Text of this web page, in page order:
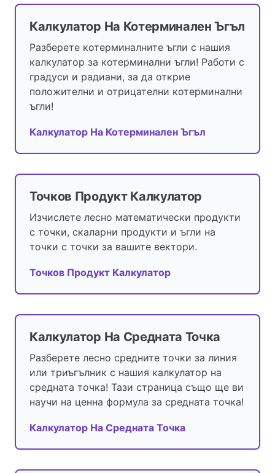
Калкулатор На Котерминален Ъгъл
Разберете котерминалните ъгли с нашия
калкулатор за котерминални ъгли! Работи с
градуси и радиани, за да открие
положителни и отрицателни котерминални
ъгли!
Калкулатор На Котерминален Ъгъл
Точков Продукт Калкулатор
Изчислете лесно математически продукти
с точки, скаларни продукти и ъгли на
точки с точки за вашите вектори.
Точков Продукт Калкулатор
Калкулатор На Средната Точка
Разберете лесно средните точки за линия
или триъгълник с нашия калкулатор на
средната точка! Тази страница също ще ви
научи на ценна формула за средната точка!
Калкулатор На Средната Точка